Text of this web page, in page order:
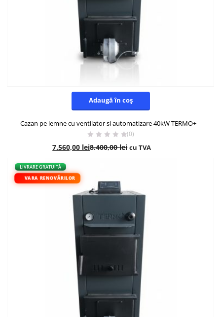
Adaugă în coș
Cazan pe lemne cu ventilator si automatizare 40kW TERMO+
(0)
7.560,00 lei8.400,00lei cu TVA
VARA RENOVĂRILOR
LIVRARE GRATUITĂ